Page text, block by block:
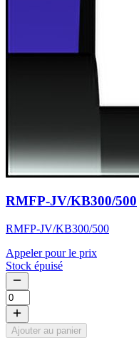
RMFP-JV/KB300/500
RMFP-JV/KB300/500
Appeler pour le prix
Stock épuisé
Ajouter au panier